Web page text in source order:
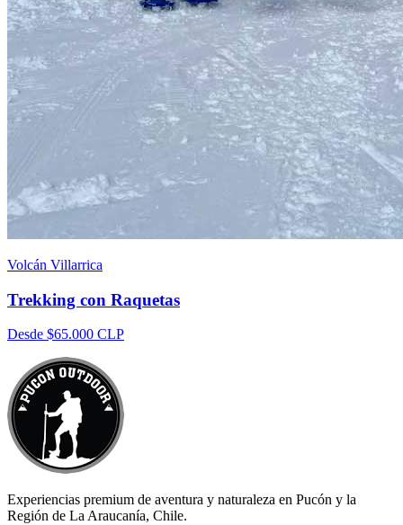
Volcán Villarrica
Trekking con Raquetas
Desde $65.000 CLP
Experiencias premium de aventura y naturaleza en Pucón y la
Región de La Araucanía, Chile.